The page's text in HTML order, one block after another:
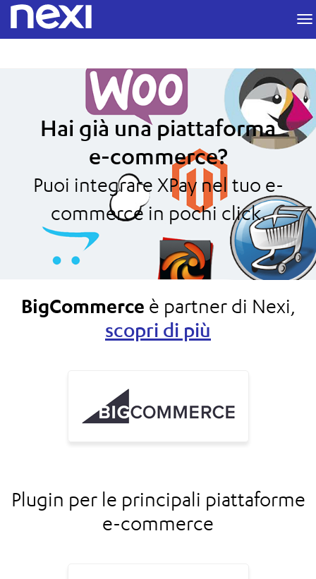
Schede primarie
test2
Hai già una piattaforma
e-commerce?
Puoi integrare XPay nel tuo e-
commerce in pochi click.
BigCommerce è partner di Nexi,
scopri di più
Plugin per le principali piattaforme
e-commerce